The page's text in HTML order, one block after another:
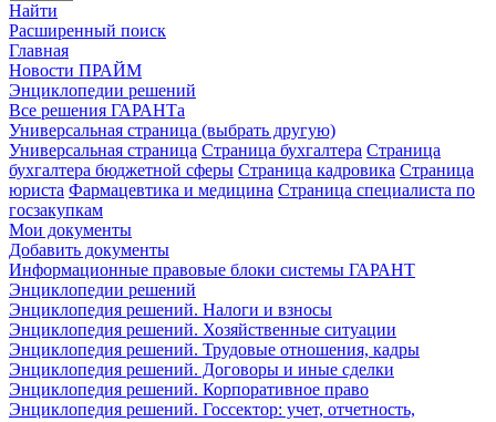
Найти
Расширенный поиск
Главная
Новости ПРАЙМ
Энциклопедии решений
Все решения ГАРАНТа
Универсальная страница (выбрать другую)
Универсальная страница Страница бухгалтера Страница
бухгалтера бюджетной сферы Страница кадровика Страница
юриста Фармацевтика и медицина Страница специалиста по
госзакупкам
Мои документы
Добавить документы
Информационные правовые блоки системы ГАРАНТ
Энциклопедии решений
Энциклопедия решений. Налоги и взносы
Энциклопедия решений. Хозяйственные ситуации
Энциклопедия решений. Трудовые отношения, кадры
Энциклопедия решений. Договоры и иные сделки
Энциклопедия решений. Корпоративное право
Энциклопедия решений. Госсектор: учет, отчетность,